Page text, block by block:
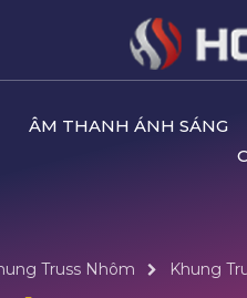
ÂM THANH ÁNH SÁNG
Truss Nhôm Khung